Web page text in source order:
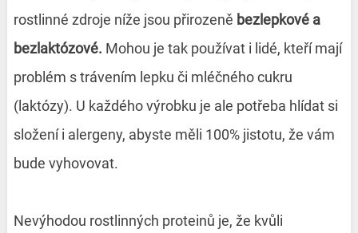
rostlinné zdroje níže jsou přirozeně bezlepkové a
bezlaktózové. Mohou je tak používat i lidé, kteří mají
problém s trávením lepku či mléčného cukru
(laktózy). U každého výrobku je ale potřeba hlídat si
složení i alergeny, abyste měli 100% jistotu, že vám
bude vyhovovat.
Nevýhodou rostlinných proteinů je, že kvůli